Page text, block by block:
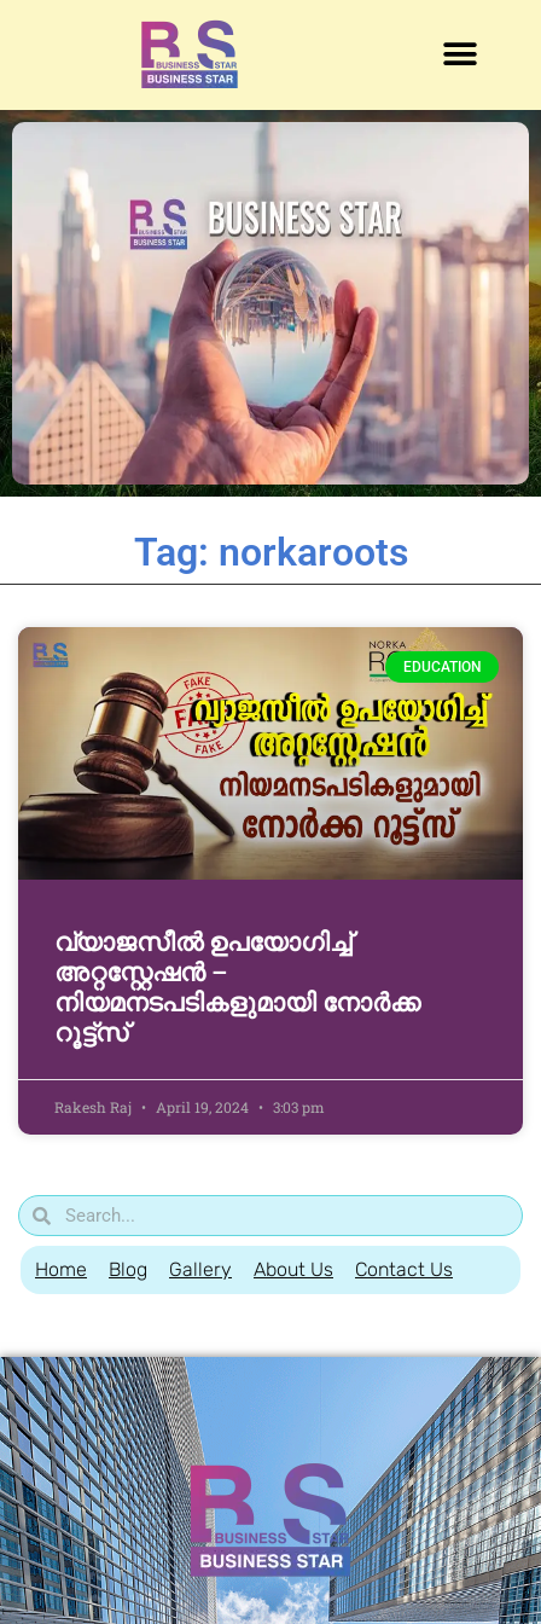
Tag: norkaroots
EDUCATION
വ്യാജസീല്‍ ഉപയോഗിച്ച്
അറ്റസ്റ്റേഷന്‍ –
നിയമനടപടികളുമായി നോര്‍ക്ക
റൂട്ട്‌സ്
Rakesh Raj April 19, 2024 3:03 pm
Home Blog Gallery About Us Contact Us